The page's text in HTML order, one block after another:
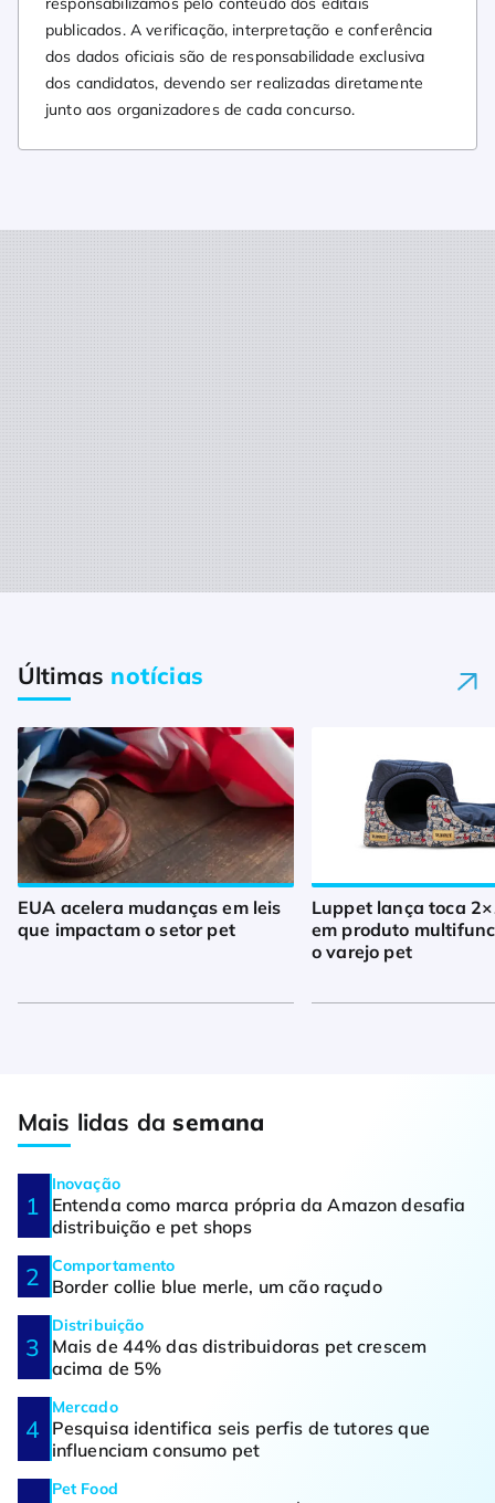
publicados. A verificação, interpretação e conferência
dos dados oficiais são de responsabilidade exclusiva
dos candidatos, devendo ser realizadas diretamente
junto aos organizadores de cada concurso.
Últimas notícias
EUA acelera mudanças em leis
que impactam o setor pet
Luppet lança toca
em produto
o varejo pet
Mais lidas dasemana
Inovação
Entenda como marca própria da Amazon desafia
distribuição e pet shops
Comportamento
Border collie blue merle, um cão raçudo
Distribuição
Mais de 44% das distribuidoras pet crescem
acima de 5%
Mercado
Pesquisa identifica seis perfis de tutores que
influenciam consumo pet
Pet Food